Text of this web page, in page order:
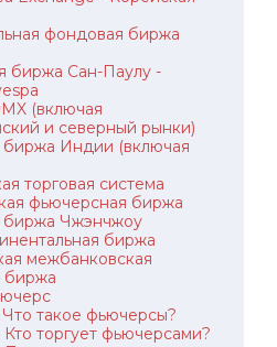
фондовая биржа
биржа Сан-Паулу -
(включая
и северный рынки)
биржа Индии (включая
торговая система
фьючерсная биржа
биржа Чжэнчжоу
биржа
межбанковская
биржа
Что такое фьючерсы?
Кто торгует фьючерсами?